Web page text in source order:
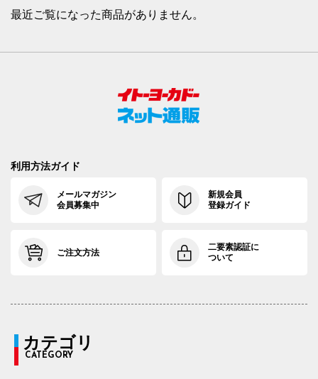
最近ご覧になった商品がありません。
利用方法ガイド
メールマガジン
会員募集中
新規会員
登録ガイド
ご注文方法
二要素認証に
ついて
カテゴリ
CATEGORY